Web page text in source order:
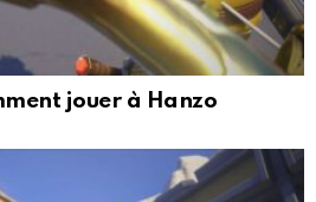
jouer à Hanzo